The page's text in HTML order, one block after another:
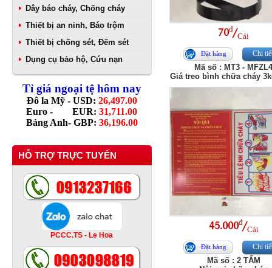
Dây báo cháy, Chống cháy
Thiết bị an ninh, Báo trộm
Thiết bị chống sét, Đếm sét
Dụng cụ bảo hộ, Cứu nạn
Tỉ giá ngoại tệ hôm nay
Đô la Mỹ - USD: 26,497.00
Euro - EUR: 31,711.00
Bảng Anh- GBP: 36,196.00
HỖ TRỢ TRỰC TUYẾN
PCCC.TS - Le Hoa
70đ/Cái
Đặt hàng Chi
Mã số : MT3 -
Giá treo bình chữa cháy
45.000đ/Cái
Đặt hàng Chi
Mã số : 2 TẤM